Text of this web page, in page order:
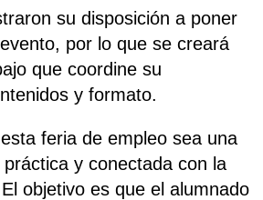
su disposición a poner
por lo que se creará
que coordine su
y formato.
feria de empleo sea una
y conectada con la
objetivo es que el alumnado